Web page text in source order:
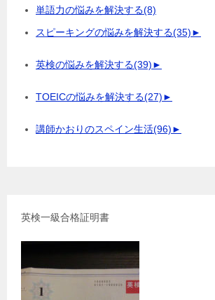
単語力の悩みを解決する(8)
スピーキングの悩みを解決する(35)►
英検の悩みを解決する(39)►
TOEICの悩みを解決する(27)►
講師かおりのスペイン生活(96)►
英検一級合格証明書